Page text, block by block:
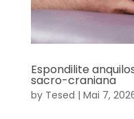
Espondilite
sacro-craniana
by Tesed | Mai 7,